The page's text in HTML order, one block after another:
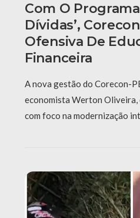
Com O
Dívidas’,
Ofensiva De
Financeira
A nova gestão do Corecon-
economista Werton Oliveira,
com foco na modernização